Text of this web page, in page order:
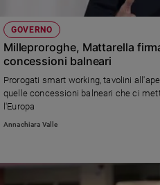
Podcast
Privacy
Policy
Chi
GOVERNO
Milleproroghe, Mattarella
concessioni balneari
Prorogati smart working, tavolini
quelle concessioni balneari che ci
l'Europa
Annachiara Valle